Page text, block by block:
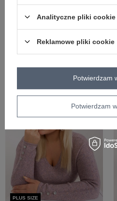
Hurtownia Szary damski sweter plus
PLUS SIZE
Analityczne pliki cookie
Reklamowe pliki cookie
Potwierdzam
Potwierdzam